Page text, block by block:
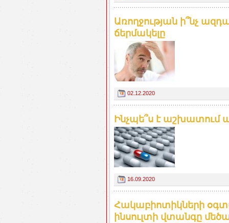
Առողջության ի՞նչ
ճերմակելը
02.12.2020
Ինչպե՞ս է աշխատում
16.09.2020
Հակաբիոտիկների
ինսուլտի վտանգը